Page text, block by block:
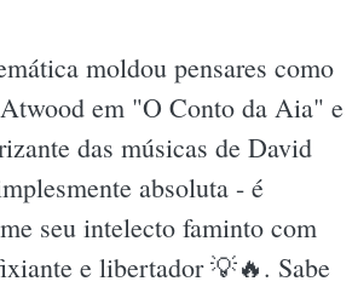
moldou pensares como
em "O Conto da Aia" e
das músicas de David
absoluta - é
seu intelecto faminto com
e libertador 💡🔥. Sabe